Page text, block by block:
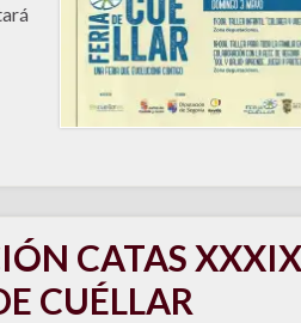
CATAS XXXIX
CUÉLLAR